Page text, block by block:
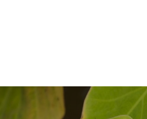
Navigation